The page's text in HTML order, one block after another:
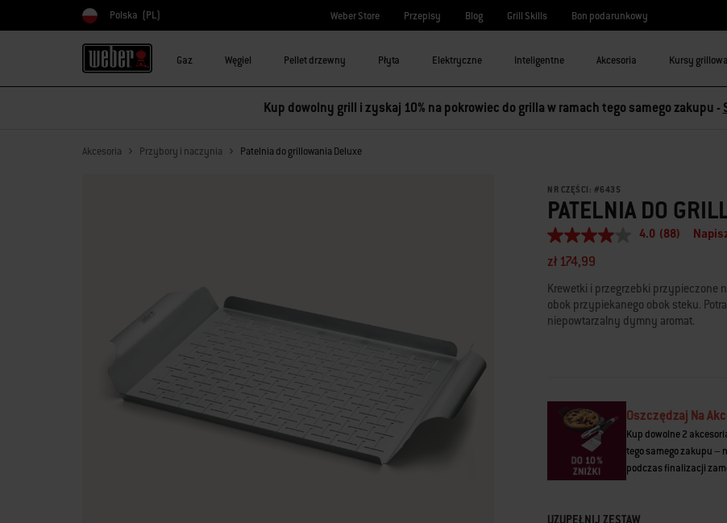
Wybierz kraj
Polska (PL) Weber Store Przepisy Blog Grill Skills Bon podarunkowy
Gaz Węgiel Pellet drzewny Płyta Elektryczne Inteligentne Akcesoria Kursy
Kup dowolny grill i zyskaj 10% na pokrowiec do grilla w ramach tego samego zakupu -
Akcesoria Przybory i naczynia Patelnia do grillowania Deluxe
NR CZĘŚCI: #6435
PATELNIA DO
4.0
5
średnia
wartość
oceny.
Read
samej
strony.
4.0 (88)
zł 174,99
Krewetki i przegrzebki przypieczone
obok przypiekanego obok steku.
niepowtarzalny dymny aromat.
Oszczędzaj Na
Kup dowolne 2
tego samego zakupu –
podczas finalizacji
UZUPEŁNIJ ZESTAW